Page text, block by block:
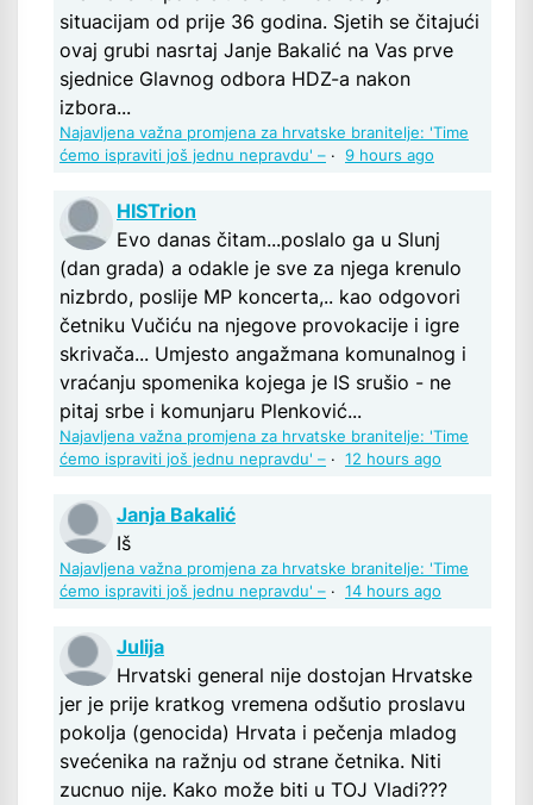
situacijam od prije 36 godina. Sjetih se čitajući
ovaj grubi nasrtaj Janje Bakalić na Vas prve
sjednice Glavnog odbora HDZ-a nakon
izbora...
Najavljena važna promjena za hrvatske branitelje: 'Time
ćemo ispraviti još jednu nepravdu' – · 9 hours ago
HISTrion
Evo danas čitam...poslalo ga u Slunj
(dan grada) a odakle je sve za njega krenulo
nizbrdo, poslije MP koncerta,.. kao odgovori
četniku Vučiću na njegove provokacije i igre
skrivača... Umjesto angažmana komunalnog i
vraćanju spomenika kojega je IS srušio - ne
pitaj srbe i komunjaru Plenković...
Najavljena važna promjena za hrvatske branitelje: 'Time
ćemo ispraviti još jednu nepravdu' – · 12 hours ago
Janja Bakalić
Iš
Najavljena važna promjena za hrvatske branitelje: 'Time
ćemo ispraviti još jednu nepravdu' – · 14 hours ago
Julija
Hrvatski general nije dostojan Hrvatske
jer je prije kratkog vremena odšutio proslavu
pokolja (genocida) Hrvata i pečenja mladog
svećenika na ražnju od strane četnika. Niti
zucnuo nije. Kako može biti u TOJ Vladi???